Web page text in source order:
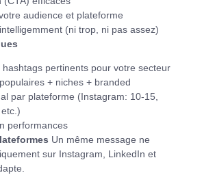
audience et plateforme
(ni trop, ni pas assez)
hashtags pertinents pour votre secteur
+ niches + branded
par plateforme (Instagram: 10-15,
performances
Un même message ne
sur Instagram, LinkedIn et